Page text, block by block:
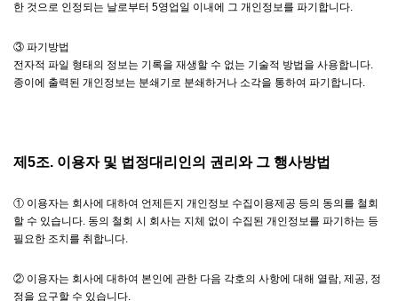
한 것으로 인정되는 날로부터 5영업일 이내에 그 개인정보를 파기합니다.
③ 파기방법
전자적 파일 형태의 정보는 기록을 재생할 수 없는 기술적 방법을 사용합니다.
종이에 출력된 개인정보는 분쇄기로 분쇄하거나 소각을 통하여 파기합니다.
제5조. 이용자 및 법정대리인의 권리와 그 행사방법
① 이용자는 회사에 대하여 언제든지 개인정보 수집이용제공 등의 동의를 철회
할 수 있습니다. 동의 철회 시 회사는 지체 없이 수집된 개인정보를 파기하는 등
필요한 조치를 취합니다.
② 이용자는 회사에 대하여 본인에 관한 다음 각호의 사항에 대해 열람, 제공, 정
정을 요구할 수 있습니다.